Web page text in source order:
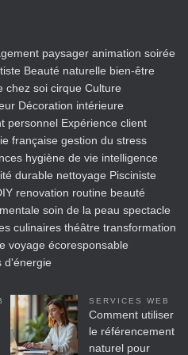
paysager animation soirée
Beauté naturelle bien-être
chez soi cirque Culture
Décoration intérieure
personnel Expérience client
française gestion du stress
hygiène de vie intelligence
durable nettoyage Pisciniste
renovation routine beauté
soin de la peau spectacle
culinaires théâtre transformation
voyage écoresponsable
d'énergie
SERVICES WEB
Comment utiliser
le référencement
naturel pour